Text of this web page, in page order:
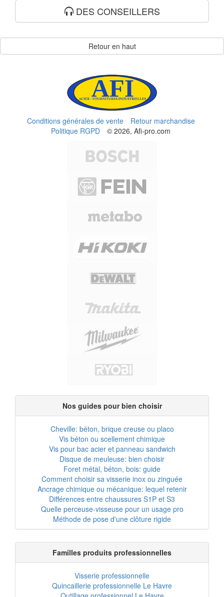
DES CONSEILLERS
Retour en haut
Conditions générales de vente
Retour marchandise
Politique RGPD
© 2026, Afi-pro.com
Nos guides pour bien choisir
Cheville: béton, brique creuse ou placo
Vis béton ou scellement chimique
Vis pour bac acier et panneau sandwich
Disque de meuleuse: bien choisir
Foret métal, béton, bois: guide
Comment choisir sa visserie inox ou zinguée
Ancrage chimique ou mécanique: lequel retenir
Différences entre chaussures S1P et S3
Quelle perceuse-visseuse pour un usage pro
Méthode de pose d'une clôture rigide
Familles produits professionnelles
Visserie professionnelle
Quincaillerie professionnelle Le Havre